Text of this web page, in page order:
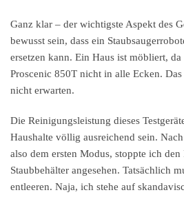
Ganz klar – der wichtigste Aspekt des
bewusst sein, dass ein
ersetzen kann. Ein Haus ist möbliert,
Proscenic 850T nicht in alle Ecken.
nicht erwarten.
Die Reinigungsleistung dieses
Haushalte völlig ausreichend sein.
also dem ersten Modus, stoppte ich
Staubbehälter angesehen. Tatsächlich
entleeren. Naja, ich stehe auf